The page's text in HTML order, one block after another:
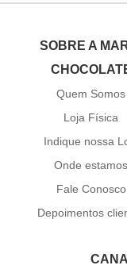
SOBRE A
Quem Somos
Loja Física
Indique nossa
Onde estamos
Fale Conosco
Depoimentos